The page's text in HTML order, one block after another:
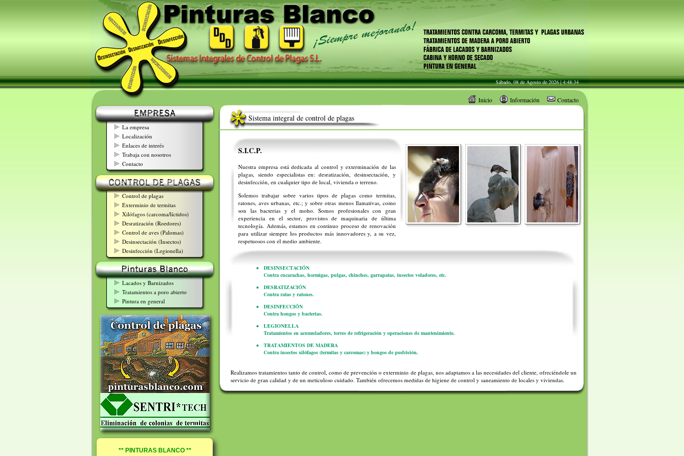
Sábado, 08 de Agosto de 2026 |4:48:34
Inicio Información Contacto
La empresa
Localización
Enlaces de interés
Trabaja con nosotros
Contacto
Control de plagas
Exterminio de termitas
Xilófagos (carcoma/líctidos)
Desratización (Roedores)
Control de aves (Palomas)
Desinsectación (Insectos)
Desinfección (Legionella)
Lacados y Barnizados
Tratamientos a poro abierto
Pintura en general
** PINTURAS BLANCO **
Sistema integral de control de plagas
S.I.C.P.
Nuestra empresa está dedicada al control y exterminación de las
plagas, siendo especialistas en: desratización, desinsectación, y
desinfección, en cualquier tipo de local, vivienda o terreno.
Solemos trabajar sobre varios tipos de plagas como termitas,
ratones, aves urbanas, etc.; y sobre otras menos llamativas, como
son las bacterias y el moho. Somos profesionales con gran
experiencia en el sector, provistos de maquinaria de última
tecnología. Además, estamos en continuo proceso de renovación
para utilizar siempre los productos más innovadores y, a su vez,
respetuosos con el medio ambiente.
DESINSECTACIÓN
Contra cucarachas, hormigas, pulgas, chinches, garrapatas, insectos voladores, etc.
DESRATIZACIÓN
Contra ratas y ratones.
DESINFECCIÓN
Contra hongos y bacterias.
LEGIONELLA
Tratamientos en acumuladores, torres de refrigeración y operaciones de mantenimiento.
TRATAMIENTOS DE MADERA
Contra insectos xilófagos (termitas y carcomas) y hongos de pudrición.
Realizamos tratamientos tanto de control, como de prevención o exterminio de plagas, nos adaptamos a las necesidades del cliente, ofreciéndole un
servicio de gran calidad y de un meticuloso cuidado. También ofrecemos medidas de higiene de control y saneamiento de locales y viviendas.